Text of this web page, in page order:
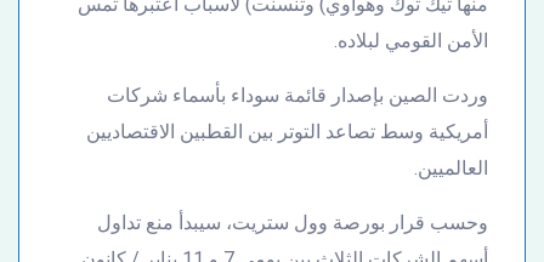
الأمن القومي لبلاده.
وردت الصين بإصدار قائمة سوداء بأسماء شركات
أمريكية وسط تصاعد التوتر بين القطبين الاقتصاديين
العالميين.
وحسب قرار بورصة وول ستريت، سيبدأ منع تداول